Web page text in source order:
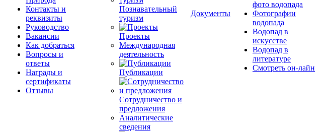
Контакты и
реквизиты
Руководство
Вакансии
Как добраться
Вопросы и
ответы
Награды и
сертификаты
Отзывы
Познавательный
туризм
Проекты
Международная
деятельность
Публикации
Сотрудничество и
предложения
Аналитические
сведения
Документы
фото водопада
Фотографии
водопада
Водопад в
искусстве
Водопад в
литературе
Смотреть он-лайн